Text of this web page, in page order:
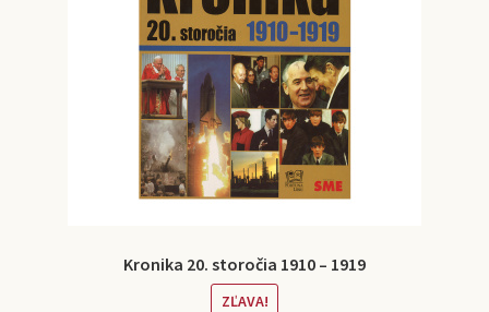
Kronika 20. storočia 1910 – 1919
ZĽAVA!